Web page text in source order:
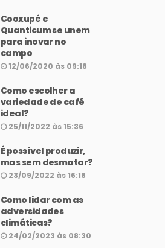
Cooxupé e
Quanticum se unem
para inovar no
campo
12/06/2020 às 09:18
Como escolher a
variedade de café
ideal?
25/11/2022 às 15:36
É possível produzir,
mas sem desmatar?
23/09/2022 às 16:18
Como lidar com as
adversidades
climáticas?
24/02/2023 às 08:30